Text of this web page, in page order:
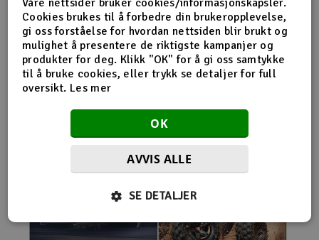
nybegynnerutstyr og avanserte løsninger hos samme
leverandør. Da internett for alvor endret
handelsmønstrene på 2000-tallet, satset Norwegian
Modellers tidlig på netthandel. Nettbutikken modellers.no
gjorde det mulig for kunder fra hele landet å handle
spesialprodukter som tidligere ofte bare var tilgjengelige i
større byer. Samtidig fortsatte selskapet å drive fysisk
Cookies brukes til å forbedre din brukeropplevelse,
gi oss forståelse for hvordan nettsiden blir brukt og
mulighet å presentere de riktigste kampanjer og
produkter for deg. Klikk "OK" for å gi oss samtykke
til å bruke cookies, eller trykk se detaljer for full
oversikt. Les mer
OK
AVVIS ALLE
SE DETALJER